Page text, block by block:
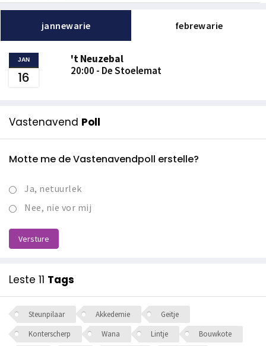
jannewarie febrewarie
JAN
16
't Neuzebal
20:00 - De Stoelemat
Vastenavend Poll
Motte me de Vastenavendpoll erstelle?
Ja, netuurlek
Nee, nie vor mij
Versture
Leste 11 Tags
Steunpilaar Akkedemie
Geitje
Konterscherp
Wana Lintje Bouwkote